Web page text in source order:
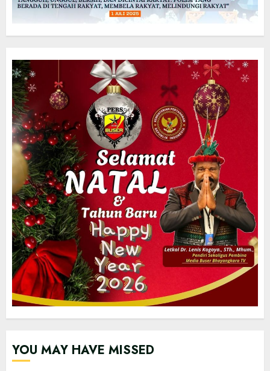
YOU MAY HAVE MISSED